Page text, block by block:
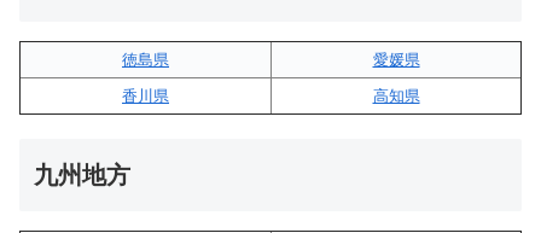
徳島県
愛媛県
香川県
高知県
九州地方